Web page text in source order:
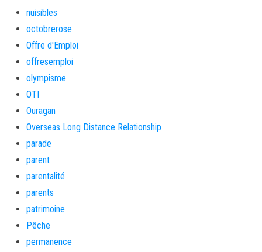
nuisibles
octobrerose
Offre d'Emploi
offresemploi
olympisme
OTI
Ouragan
Overseas Long Distance Relationship
parade
parent
parentalité
parents
patrimoine
Pêche
permanence